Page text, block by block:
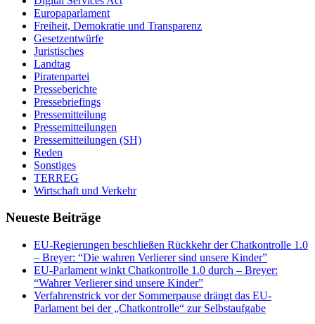
Europaparlament
Freiheit, Demokratie und Transparenz
Gesetzentwürfe
Juristisches
Landtag
Piratenpartei
Presseberichte
Pressebriefings
Pressemitteilung
Pressemitteilungen
Pressemitteilungen (SH)
Reden
Sonstiges
TERREG
Wirtschaft und Verkehr
Neueste Beiträge
EU-Regierungen beschließen Rückkehr der Chatkontrolle 1.0
– Breyer: “Die wahren Verlierer sind unsere Kinder”
EU-Parlament winkt Chatkontrolle 1.0 durch – Breyer:
“Wahrer Verlierer sind unsere Kinder”
Verfahrenstrick vor der Sommerpause drängt das EU-
Parlament bei der „Chatkontrolle“ zur Selbstaufgabe